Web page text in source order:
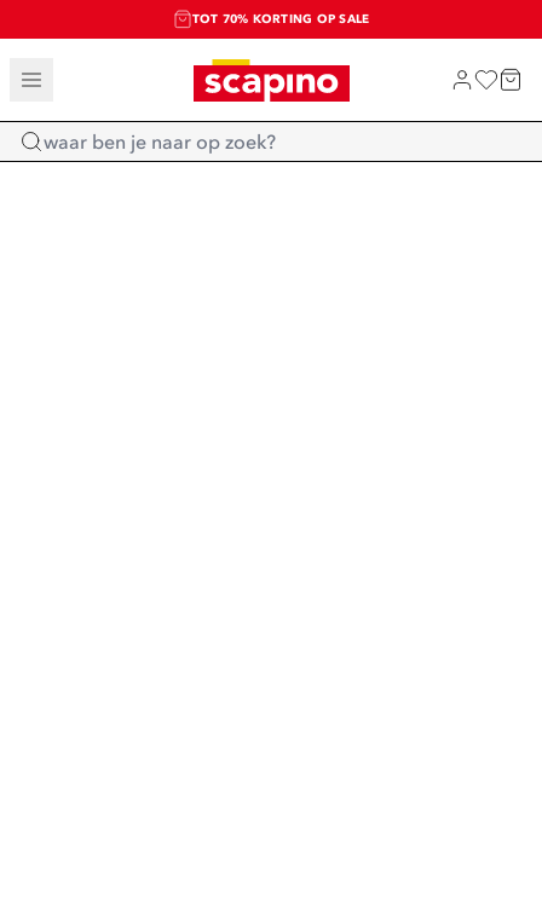
TOT 70% KORTING OP SALE
SALE: LAATSTE KANS!
SHOP NIEUW
Home